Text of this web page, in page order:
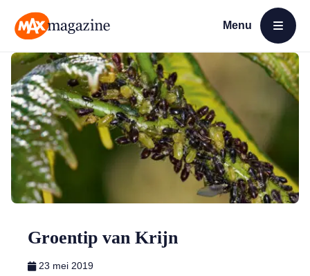
Menu
Open menu
Groentip van Krijn
23 mei 2019